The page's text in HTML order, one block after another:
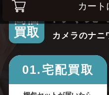
カート
高価
買取
高く売
カメラのナニ
01.宅配買取